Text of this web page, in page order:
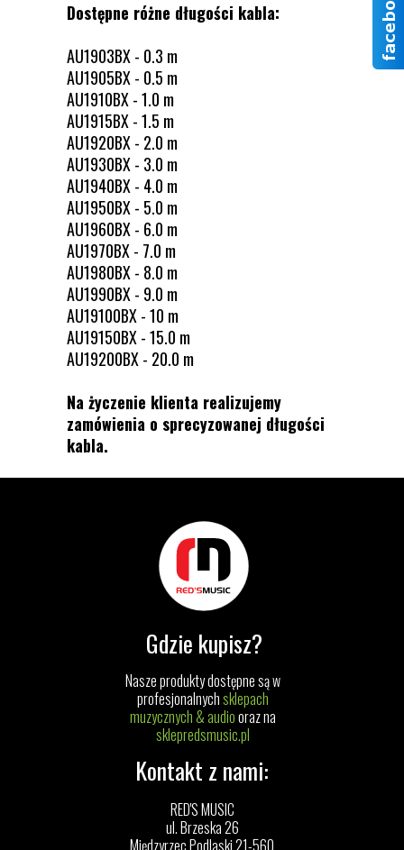
Dostępne różne długości kabla:
AU1903BX - 0.3 m
AU1905BX - 0.5 m
AU1910BX - 1.0 m
AU1915BX - 1.5 m
AU1920BX - 2.0 m
AU1930BX - 3.0 m
AU1940BX - 4.0 m
AU1950BX - 5.0 m
AU1960BX - 6.0 m
AU1970BX - 7.0 m
AU1980BX - 8.0 m
AU1990BX - 9.0 m
AU19100BX - 10 m
AU19150BX - 15.0 m
AU19200BX - 20.0 m
Na życzenie klienta realizujemy
zamówienia o sprecyzowanej długości
kabla.
Nasze produkty dostępne są w
profesjonalnychsklepach
muzycznych & audiooraz na
sklepredsmusic.pl
Gdzie kupisz?
Kontakt z nami:
RED'S MUSIC
ul. Brzeska 26
Międzyrzec Podlaski 21-560